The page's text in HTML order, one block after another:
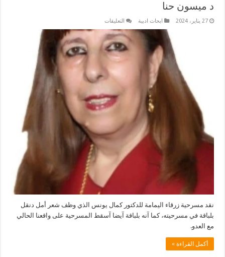
د ميسون حنا
27 يناير، 2024 ابحاث ادبية التعليقات
مسرحية
زرقاء
اليمامة
د
ميسون
حنا
مغلقة
نقد مسرحية زرقاء اليمامة للدكتور كمال يونس الذي وظف شعر أمل دنقل
بلباقة في مسرحيته، كما آنه بلباقة آيضا آسقط المسرحية على واقعنا الحالي
مع العدو.
أكمل القراءة »